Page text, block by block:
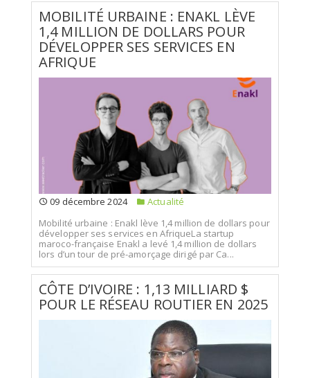
MOBILITÉ URBAINE : ENAKL LÈVE
1,4 MILLION DE DOLLARS POUR
DÉVELOPPER SES SERVICES EN
AFRIQUE
09 décembre 2024
Actualité
Mobilité urbaine : Enakl lève 1,4 million de dollars pour
développer ses services en AfriqueLa startup
maroco-française Enakl a levé 1,4 million de dollars
lors d’un tour de pré-amorçage dirigé par Ca...
CÔTE D’IVOIRE : 1,13 MILLIARD $
POUR LE RÉSEAU ROUTIER EN 2025